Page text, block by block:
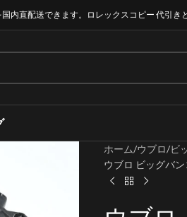
内直配送できます。ロレックスコピー 代引き
ホーム ウブロ ビ
ウブロ ビッグバ